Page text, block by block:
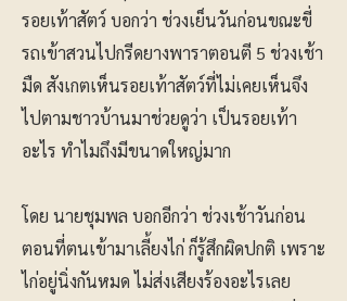
รอยเท้าสัตว์ บอกว่า ช่วงเย็นวันก่อนขณะขี่
รถเข้าสวนไปกรีดยางพาราตอนตี 5 ช่วงเช้า
มืด สังเกตเห็นรอยเท้าสัตว์ที่ไม่เคยเห็นจึง
ไปตามชาวบ้านมาช่วยดูว่า เป็นรอยเท้า
อะไร ทำไมถึงมีขนาดใหญ่มาก
โดย นายชุมพล บอกอีกว่า ช่วงเช้าวันก่อน
ตอนที่ตนเข้ามาเลี้ยงไก่ ก็รู้สึกผิดปกติ เพราะ
ไก่อยู่นิ่งกันหมด ไม่ส่งเสียงร้องอะไรเลย